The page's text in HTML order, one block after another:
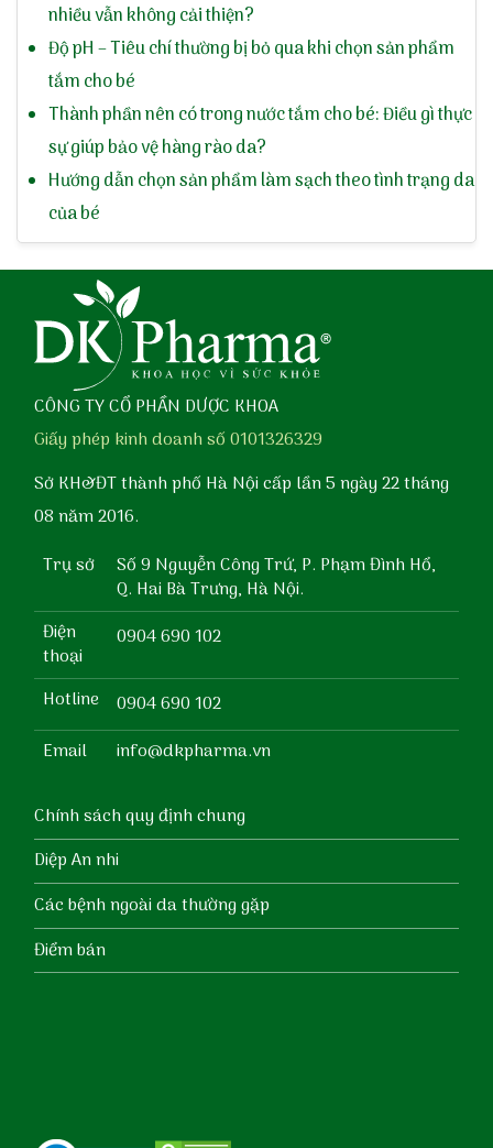
nhiều vẫn không cải thiện?
Độ pH – Tiêu chí thường bị bỏ qua khi chọn sản phẩm
tắm cho bé
Thành phần nên có trong nước tắm cho bé: Điều gì thực
sự giúp bảo vệ hàng rào da?
Hướng dẫn chọn sản phẩm làm sạch theo tình trạng da
của bé
CÔNG TY CỔ PHẦN DƯỢC KHOA
Giấy phép kinh doanh số 0101326329
Sở KH&ĐT thành phố Hà Nội cấp lần 5 ngày 22 tháng
08 năm 2016.
Trụ sở
Số 9 Nguyễn Công Trứ, P. Phạm Đình Hổ,
Q. Hai Bà Trưng, Hà Nội.
Điện
thoại
0904 690 102
Hotline
0904 690 102
Email
info@dkpharma.vn
Chính sách quy định chung
Diệp An nhi
Các bệnh ngoài da thường gặp
Điểm bán